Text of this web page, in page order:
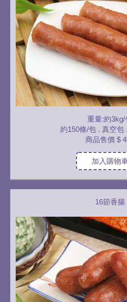
重量:約3kg/
約150條/包 . 真空包
商品售價 $
加入購物
16節香腸